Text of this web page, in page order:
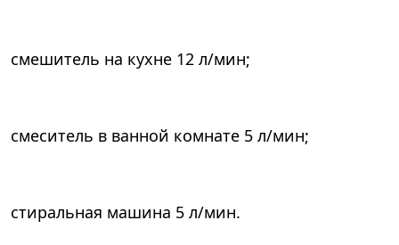
смешитель на кухне 12 л/мин;
смеситель в ванной комнате 5 л/мин;
стиральная машина 5 л/мин.